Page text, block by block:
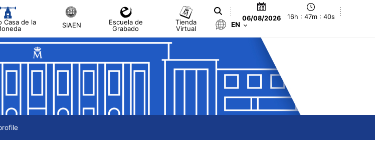
Casa de la
SIAEN
Escuela de
Grabado
Tienda
Virtual
06/08/2026 16h : 47m : 41s
EN